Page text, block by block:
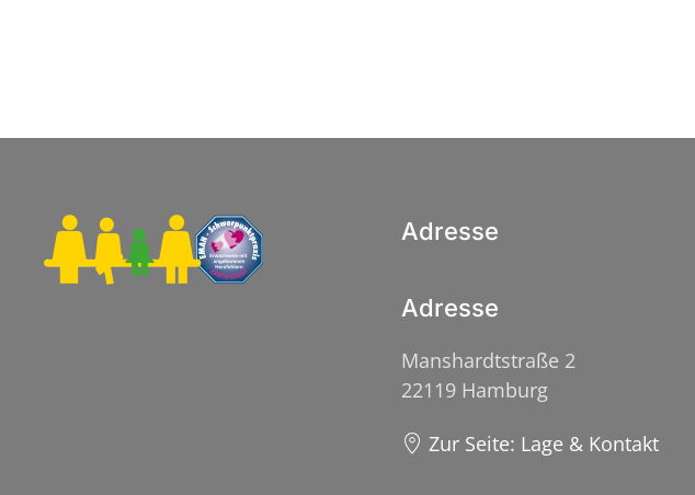
Adresse
Adresse
Manshardtstraße 2
22119 Hamburg
Zur Seite: Lage & Kontakt